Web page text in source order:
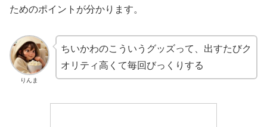
ためのポイントが分かります。
りんま
ちいかわのこういうグッズって、出すたびク
オリティ高くて毎回びっくりする